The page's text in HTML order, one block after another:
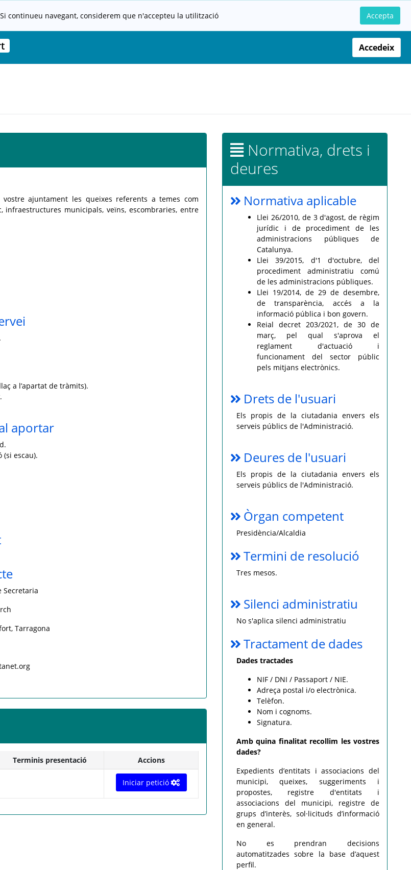
continueu navegant, considerem que n'accepteu la utilització Accepta
Accedeix
ajuntament les queixes referents a temes com
municipals, veïns, escombraries, entre
a l’apartat de tràmits).
aportar
escau).
Secretaria
Tarragona
Terminis presentació
Accions
Iniciar petició
Normativa, drets i
deures
Normativa aplicable
Llei 26/2010, de 3 d'agost, de règim
jurídic i de procediment de les
administracions públiques de
Catalunya.
Llei 39/2015, d'1 d'octubre, del
procediment administratiu comú
de les administracions públiques.
Llei 19/2014, de 29 de desembre,
de transparència, accés a la
informació pública i bon govern.
Reial decret 203/2021, de 30 de
març, pel qual s'aprova el
reglament d'actuació i
funcionament del sector públic
pels mitjans electrònics.
Drets de l'usuari
Els propis de la ciutadania envers els
serveis públics de l'Administració.
Deures de l'usuari
Els propis de la ciutadania envers els
serveis públics de l'Administració.
Òrgan competent
Presidència/Alcaldia
Termini de resolució
Tres mesos.
Silenci administratiu
No s'aplica silenci administratiu
Tractament de dades
Dades tractades
NIF / DNI / Passaport / NIE.
Adreça postal i/o electrònica.
Telèfon.
Nom i cognoms.
Signatura.
Amb quina finalitat recollim les vostres
dades?
Expedients d’entitats i associacions del
municipi, queixes, suggeriments i
propostes, registre d'entitats i
associacions del municipi, registre de
grups d’interès, sol·licituds d’informació
en general.
No es prendran decisions
automatitzades sobre la base d’aquest
perfil.